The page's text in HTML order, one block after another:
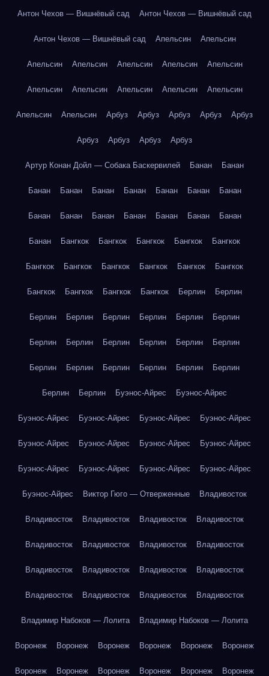
Антон Чехов — Вишнёвый сад Антон Чехов — Вишнёвый сад
Антон Чехов — Вишнёвый сад Апельсин Апельсин
Апельсин Апельсин Апельсин Апельсин Апельсин
Апельсин Апельсин Апельсин Апельсин Апельсин
Апельсин Апельсин Арбуз Арбуз Арбуз Арбуз Арбуз
Арбуз Арбуз Арбуз Арбуз
Артур Конан Дойл — Собака Баскервилей Банан Банан
Банан Банан Банан Банан Банан Банан Банан
Банан Банан Банан Банан Банан Банан Банан
Банан Бангкок Бангкок Бангкок Бангкок Бангкок
Бангкок Бангкок Бангкок Бангкок Бангкок Бангкок
Бангкок Бангкок Бангкок Бангкок Берлин Берлин
Берлин Берлин Берлин Берлин Берлин Берлин
Берлин Берлин Берлин Берлин Берлин Берлин
Берлин Берлин Берлин Берлин Берлин Берлин
Берлин Берлин Буэнос-Айрес Буэнос-Айрес
Буэнос-Айрес Буэнос-Айрес Буэнос-Айрес Буэнос-Айрес
Буэнос-Айрес Буэнос-Айрес Буэнос-Айрес Буэнос-Айрес
Буэнос-Айрес Буэнос-Айрес Буэнос-Айрес Буэнос-Айрес
Буэнос-Айрес Виктор Гюго — Отверженные Владивосток
Владивосток Владивосток Владивосток Владивосток
Владивосток Владивосток Владивосток Владивосток
Владивосток Владивосток Владивосток Владивосток
Владивосток Владивосток Владивосток Владивосток
Владимир Набоков — Лолита Владимир Набоков — Лолита
Воронеж Воронеж Воронеж Воронеж Воронеж Воронеж
Воронеж Воронеж Воронеж Воронеж Воронеж Воронеж